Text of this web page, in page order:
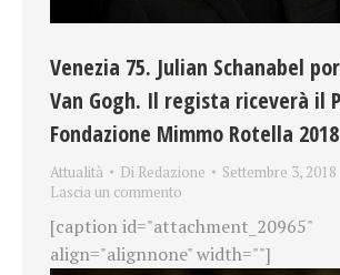
Venezia 75. Julian Schanabel
Van Gogh. Il regista riceverà il
Fondazione Mimmo Rotella 2018
Attualità Di Redazione
Settembre 3, 2018
Lascia un commento
[caption id="attachment_20965"
align="alignnone" width=""]